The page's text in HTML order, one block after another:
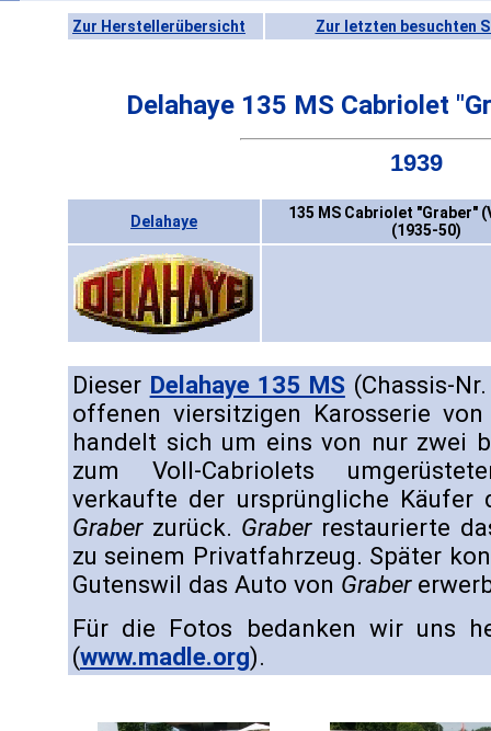
Zur Herstellerübersicht Zur letzten besuchten
Delahaye 135 MS Cabriolet
1939
Delahaye
135 MS Cabriolet "Graber"
(1935-50)
Dieser Delahaye 135 MS (Chassis-
offenen viersitzigen Karosserie
handelt sich um eins von nur zwei
zum Voll-Cabriolets
verkaufte der ursprüngliche
Graberzurück. Graberrestaurierte
zu seinem Privatfahrzeug. Später
Gutenswil das Auto von Graber
Für die Fotos bedanken wir uns
(www.madle.org).